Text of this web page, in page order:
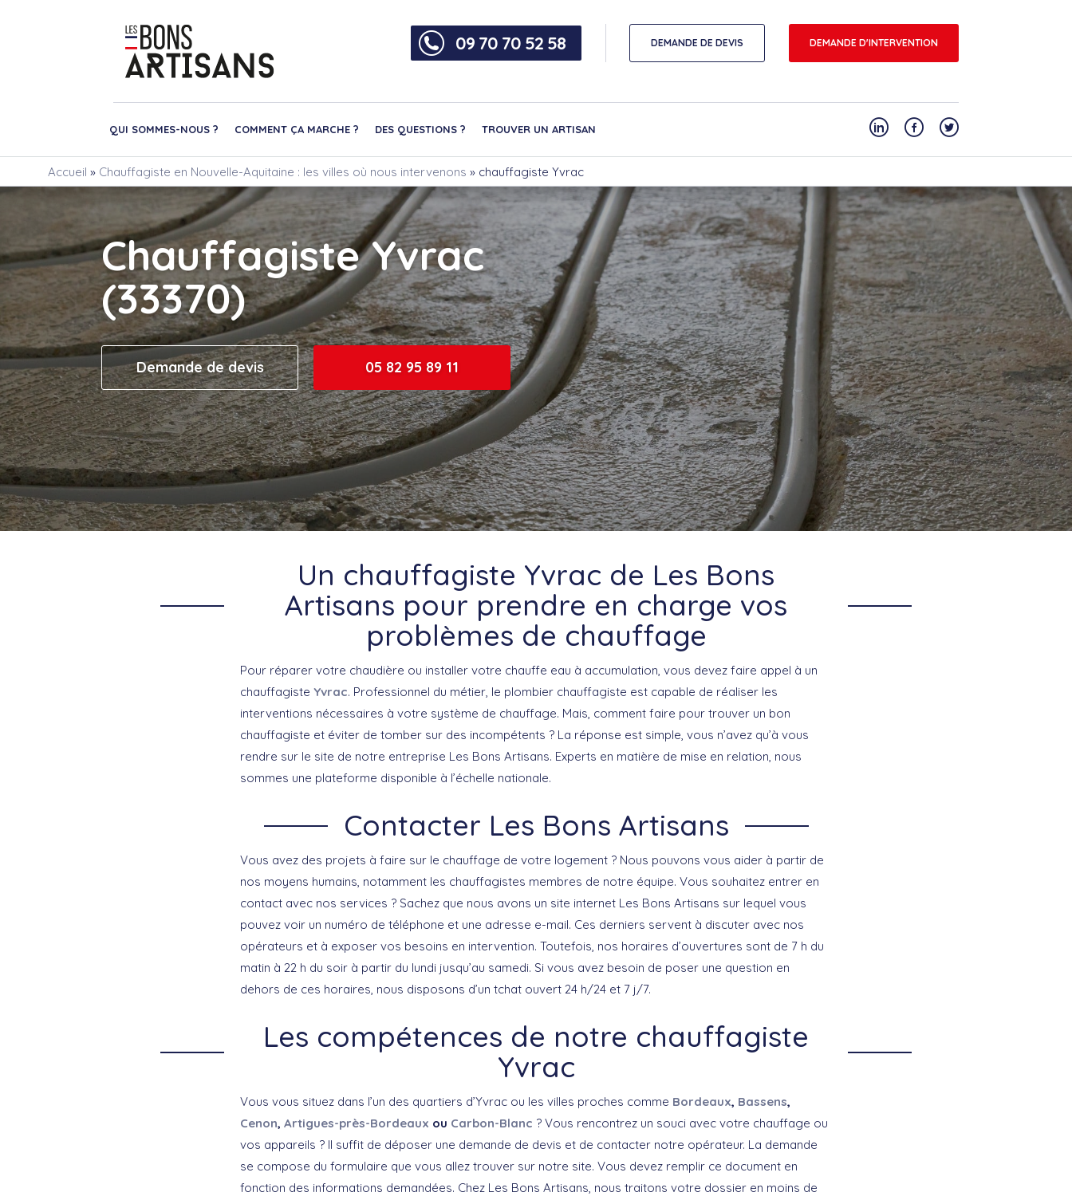
09 70 70 52 58 DEMANDE DE DEVIS DEMANDE D'INTERVENTION
QUI SOMMES-NOUS ? COMMENT ÇA MARCHE ? DES QUESTIONS ? TROUVER UN ARTISAN
Accueil » Chauffagiste en Nouvelle-Aquitaine : les villes où nous intervenons » chauffagiste Yvrac
Chauffagiste Yvrac
(33370)
Demande de devis 05 82 95 89 11
Un chauffagiste Yvrac de Les Bons
Artisans pour prendre en charge vos
problèmes de chauffage
Pour réparer votre chaudière ou installer votre chauffe eau à accumulation, vous devez faire appel à un
chauffagiste Yvrac. Professionnel du métier, le plombier chauffagiste est capable de réaliser les
interventions nécessaires à votre système de chauffage. Mais, comment faire pour trouver un bon
chauffagiste et éviter de tomber sur des incompétents ? La réponse est simple, vous n’avez qu’à vous
rendre sur le site de notre entreprise Les Bons Artisans. Experts en matière de mise en relation, nous
sommes une plateforme disponible à l’échelle nationale.
Contacter Les Bons Artisans
Vous avez des projets à faire sur le chauffage de votre logement ? Nous pouvons vous aider à partir de
nos moyens humains, notamment les chauffagistes membres de notre équipe. Vous souhaitez entrer en
contact avec nos services ? Sachez que nous avons un site internet Les Bons Artisans sur lequel vous
pouvez voir un numéro de téléphone et une adresse e-mail. Ces derniers servent à discuter avec nos
opérateurs et à exposer vos besoins en intervention. Toutefois, nos horaires d’ouvertures sont de 7 h du
matin à 22 h du soir à partir du lundi jusqu’au samedi. Si vous avez besoin de poser une question en
dehors de ces horaires, nous disposons d’un tchat ouvert 24 h/24 et 7 j/7.
Les compétences de notre chauffagiste
Yvrac
Vous vous situez dans l’un des quartiers d’Yvrac ou les villes proches comme Bordeaux, Bassens,
Cenon, Artigues-près-Bordeaux ou Carbon-Blanc ? Vous rencontrez un souci avec votre chauffage ou
vos appareils ? Il suffit de déposer une demande de devis et de contacter notre opérateur. La demande
se compose du formulaire que vous allez trouver sur notre site. Vous devez remplir ce document en
fonction des informations demandées. Chez Les Bons Artisans, nous traitons votre dossier en moins de